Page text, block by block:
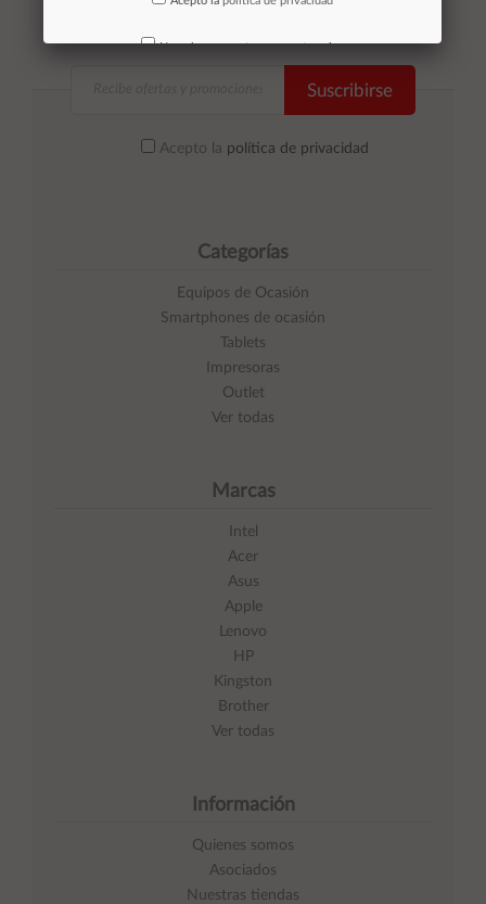
Suscribirse
Acepto la política de privacidad
Categorías
Equipos de Ocasión
Smartphones de ocasión
Tablets
Impresoras
Outlet
Ver todas
Marcas
Intel
Acer
Asus
Apple
Lenovo
HP
Kingston
Brother
Ver todas
Información
Quienes somos
Asociados
Nuestras tiendas
No volver a mostrar mas este aviso